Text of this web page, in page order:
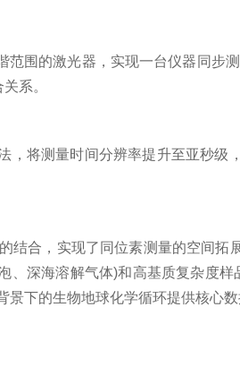
的激光器，实现一台仪器同步测
系。
测量时间分辨率提升至亚秒级
合，实现了同位素测量的空间拓
深海溶解气体)和高基质复杂度
下的生物地球化学循环提供核心数